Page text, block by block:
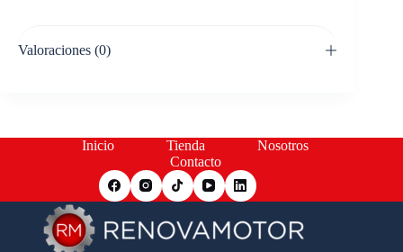
Valoraciones (0)
Inicio Tienda
Nosotros
Contacto